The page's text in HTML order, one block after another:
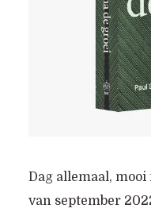
Dag allemaal,
van september